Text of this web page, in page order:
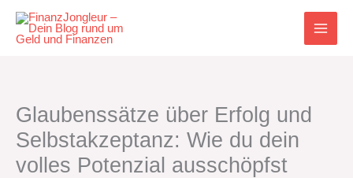
Inhalt
springen
Glaubenssätze über Erfolg und
Selbstakzeptanz: Wie du dein
volles Potenzial ausschöpfst